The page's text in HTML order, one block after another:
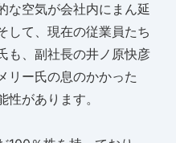
な空気が会社内にまん延
して、現在の従業員たち
も、副社長の井ノ原快彦
リー氏の息のかかった
があります。